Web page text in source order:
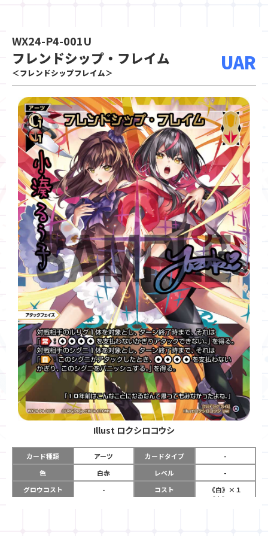
WX24-P4-001U
フレンドシップ・フレイム
＜フレンドシップフレイム＞ UAR
Illust ロクシロコウシ
カード種類 アーツ カードタイプ
-
色
白赤 レベル
-
グロウコスト
- コスト
《白》×１
《赤》×１